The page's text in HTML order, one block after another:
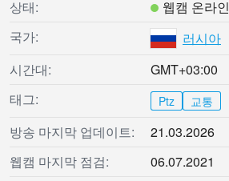
상태:
웹캠 온라인
국가:
러시아
시간대:
GMT+03:00
태그:
Ptz 교통
방송 마지막 업데이트:
21.03.2026
웹캠 마지막 점검:
06.07.2021